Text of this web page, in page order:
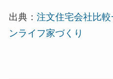
出典： 注文住宅会社比
ンライフ家づくり